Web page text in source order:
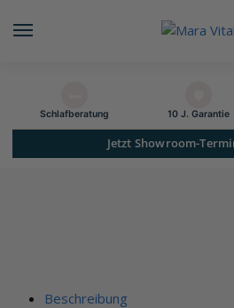
Schlaf­beratung 10 J. Garantie
Jetzt Showroom-
Beschreibung